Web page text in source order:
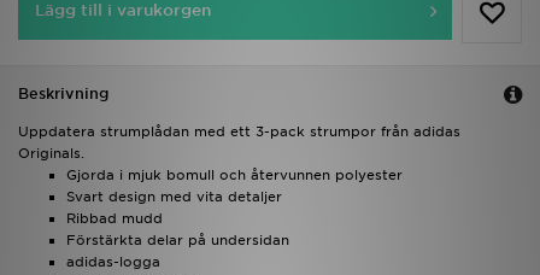
Lägg till i varukorgen
Beskrivning
Uppdatera strumplådan med ett 3-pack strumpor från adidas
Originals.
Gjorda i mjuk bomull och återvunnen polyester
Svart design med vita detaljer
Ribbad mudd
Förstärkta delar på undersidan
adidas-logga